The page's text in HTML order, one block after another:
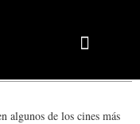
algunos de los cines más